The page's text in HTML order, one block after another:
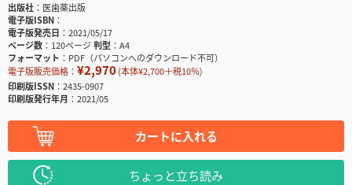
出版社
医歯薬出版
電子版ISBN
電子版発売日
2021/05/17
ページ数
120ページ判型
A4
フォーマット
PDF（パソコンへのダウンロード不可）
電子版販売価格： ¥2,970(本体¥2,700＋税10％)
印刷版ISSN
2435-0907
印刷版発行年月
2021/05
カートに入れる
ちょっと立ち読み